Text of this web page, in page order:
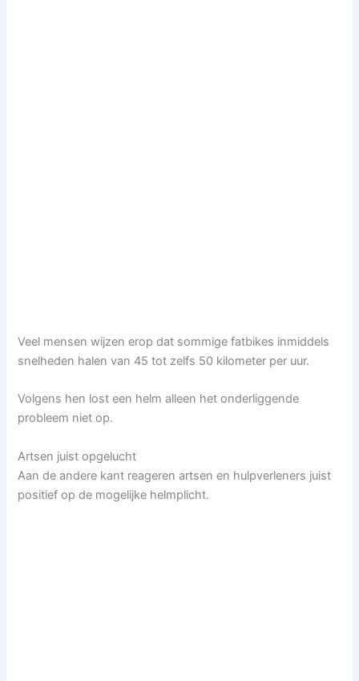
Veel mensen wijzen erop dat sommige fatbikes inmiddels
snelheden halen van 45 tot zelfs 50 kilometer per uur.
Volgens hen lost een helm alleen het onderliggende
probleem niet op.
Artsen juist opgelucht
Aan de andere kant reageren artsen en hulpverleners juist
positief op de mogelijke helmplicht.